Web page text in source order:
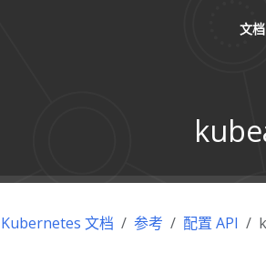
文档
Kubernetes 文档 参考 配置 API